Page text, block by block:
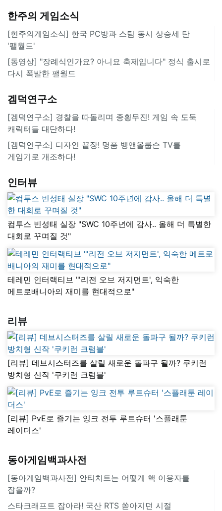
한주의 게임소식
[힌주의게임소식] 한국 PC방과 스팀 동시 상승세 탄
'팰월드'
[동영상] "장례식인가요? 아니요 축제입니다" 정식 출시로
다시 폭발한 팰월드
겜덕연구소
[겜덕연구소] 경찰을 따돌리며 종횡무진! 게임 속 도둑
캐릭터들 대단하다!
[겜덕연구소] 디자인 끝장! 명품 뱅앤올룹슨 TV를
게임기로 개조하다!
인터뷰
컴투스 빈성태 실장 "SWC 10주년에 감사.. 올해 더 특별한
대회로 꾸며질 것"
테레민 인터랙티브 "'리전 오브 저지먼트', 익숙한
메트로배니아의 재미를 현대적으로"
리뷰
[리뷰] 데브시스터즈를 살릴 새로운 돌파구 될까? 쿠키런
방치형 신작 '쿠키런 크럼블'
[리뷰] PvE로 즐기는 잉크 전투 루트슈터 '스플래툰
레이더스'
동아게임백과사전
[동아게임백과사전] 안티치트는 어떻게 핵 이용자를
잡을까?
스타크래프트 잡아라! 국산 RTS 쏟아지던 시절